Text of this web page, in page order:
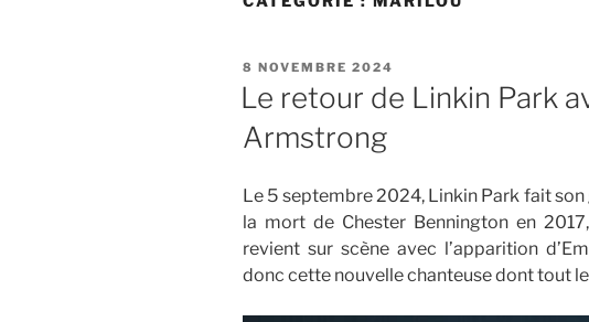
PUBLIÉ
LE
8 NOVEMBRE 2024
Le retour de Linkin Park
Armstrong
Le 5 septembre 2024, Linkin Park fait
la mort de Chester Bennington en
revient sur scène avec l’apparition
donc cette nouvelle chanteuse dont tout